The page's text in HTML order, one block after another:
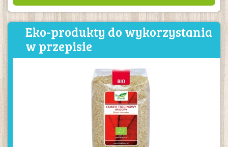
Eko-produkty do wykorzystania
w przepisie